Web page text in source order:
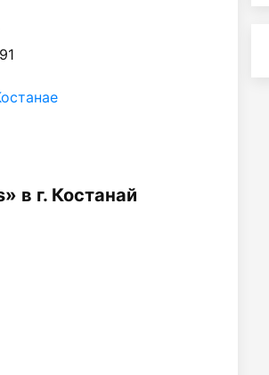
в г. Костанай